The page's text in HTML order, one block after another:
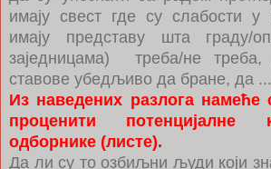
имају свест где су слабости у
имају представу шта граду/
заједницама) треба/не треба,
ставове убедљиво да бране, да ...
Из наведених разлога намеће
проценити потенцијалне
одборнике (листе).
Да ли су то озбиљни људи који